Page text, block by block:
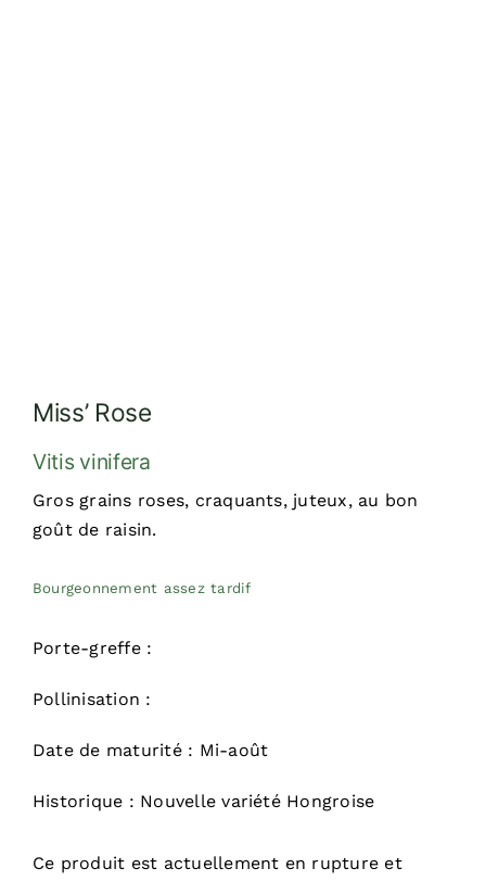
Miss’ Rose
Vitis vinifera
Gros grains roses, craquants, juteux, au bon
goût de raisin.
Bourgeonnement assez tardif
Porte-greffe :
Pollinisation :
Date de maturité : Mi-août
Historique : Nouvelle variété Hongroise
Ce produit est actuellement en rupture et